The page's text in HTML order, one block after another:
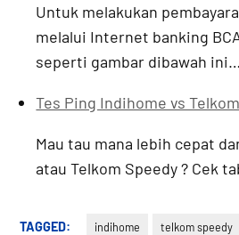
Untuk melakukan
melalui Internet banking
seperti gambar dibawah ini…
Tes Ping Indihome vs
Mau tau mana lebih cepat
atau Telkom Speedy ? Cek
TAGGED: indihome telkom speedy